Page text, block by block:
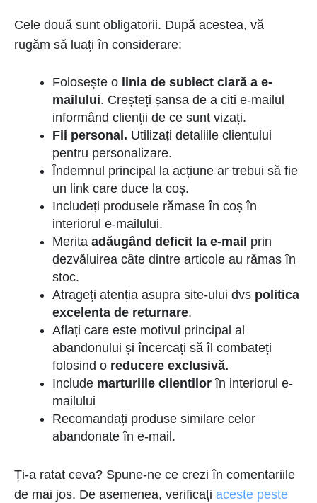
Cele două sunt obligatorii. După acestea, vă
rugăm să luați în considerare:
Folosește o linia de subiect clară a e-
mailului. Creșteți șansa de a citi e-mailul
informând clienții de ce sunt vizați.
Fii personal. Utilizați detaliile clientului
pentru personalizare.
Îndemnul principal la acțiune ar trebui să fie
un link care duce la coș.
Includeți produsele rămase în coș în
interiorul e-mailului.
Merita adăugând deficit la e-mail prin
dezvăluirea câte dintre articole au rămas în
stoc.
Atrageți atenția asupra site-ului dvs politica
excelenta de returnare.
Aflați care este motivul principal al
abandonului și încercați să îl combateți
folosind o reducere exclusivă.
Include marturiile clientilorîn interiorul e-
mailului
Recomandați produse similare celor
abandonate în e-mail.
Ți-a ratat ceva? Spune-ne ce crezi în comentariile
de mai jos. De asemenea, verificați aceste peste